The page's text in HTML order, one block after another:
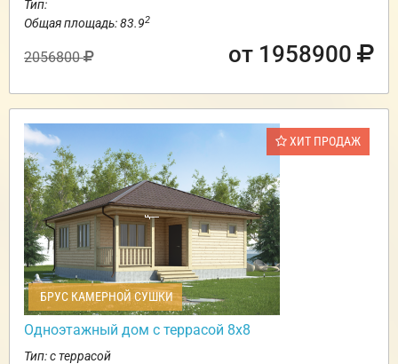
Тип:
Общая площадь: 83.92
2056800 от 1958900
ХИТ ПРОДАЖ
БРУС КАМЕРНОЙ СУШКИ
Одноэтажный дом с террасой 8х8
Тип: с террасой